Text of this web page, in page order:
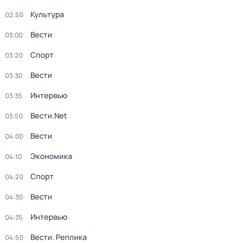
02:50 Культура
03:00 Вести
03:20 Спорт
03:30 Вести
03:35 Интервью
03:50 Вести.Net
04:00 Вести
04:10 Экономика
04:20 Спорт
04:30 Вести
04:35 Интервью
04:50 Вести. Реплика